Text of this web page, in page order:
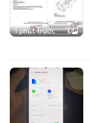
1 phút trước 5